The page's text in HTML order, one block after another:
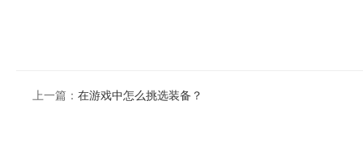
上一篇： 在游戏中怎么挑选装备？